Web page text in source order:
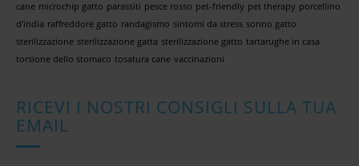
cane microchip gatto parassiti pesce rosso pet-friendly pet therapy porcellino
d'india raffreddore gatto randagismo sintomi da stress sonno gatto
sterilizzazione sterilizzazione gatta sterilizzazione gatto tartarughe in casa
torsione dello stomaco tosatura cane vaccinazioni
RICEVI I NOSTRI CONSIGLI SULLA TUA
EMAIL